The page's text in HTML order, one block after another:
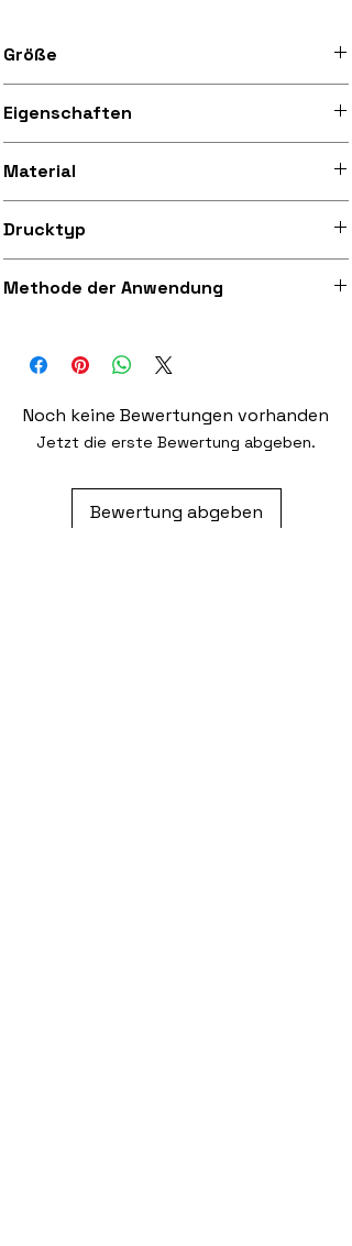
Größe
Eigenschaften
aufbügelbare Rückseite
Material
Mikrofaserstoff (aus recyceltem
Polyester)
Drucktyp
Stoff
Methode der Anwendung
wahlweise Nähen mit einer starken Nadel
Noch keine Bewertungen vorhanden
Jetzt die erste Bewertung abgeben.
Bewertung abgeben